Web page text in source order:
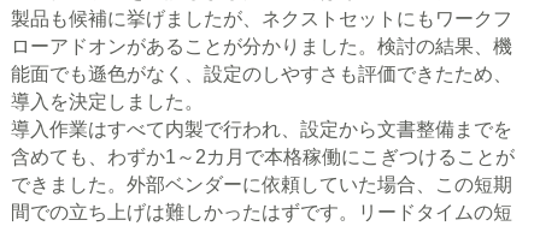
製品も候補に挙げましたが、ネクストセットにもワークフ
ローアドオンがあることが分かりました。検討の結果、機
能面でも遜色がなく、設定のしやすさも評価できたため、
導入を決定しました。
導入作業はすべて内製で行われ、設定から文書整備までを
含めても、わずか1～2カ月で本格稼働にこぎつけることが
できました。外部ベンダーに依頼していた場合、この短期
間での立ち上げは難しかったはずです。リードタイムの短